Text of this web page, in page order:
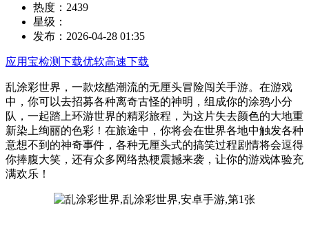
热度： 2439
星级：
发布： 2026-04-28 01:35
应用宝检测下载优软高速下载
乱涂彩世界，一款炫酷潮流的无厘头冒险闯关手游。在游戏
中，你可以去招募各种离奇古怪的神明，组成你的涂鸦小分
队，一起踏上环游世界的精彩旅程，为这片失去颜色的大地重
新染上绚丽的色彩！在旅途中，你将会在世界各地中触发各种
意想不到的神奇事件，各种无厘头式的搞笑过程剧情将会逗得
你捧腹大笑，还有众多网络热梗震撼来袭，让你的游戏体验充
满欢乐！